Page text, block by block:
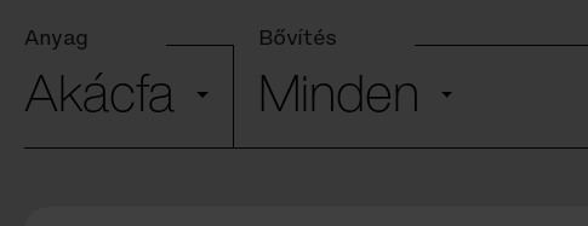
Anyag
Akácfa
Bővítés
Minden